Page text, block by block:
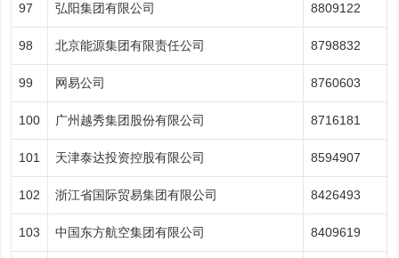
97 弘阳集团有限公司 8809122
98 北京能源集团有限责任公司 8798832
99 网易公司 8760603
100 广州越秀集团股份有限公司 8716181
101 天津泰达投资控股有限公司 8594907
102 浙江省国际贸易集团有限公司 8426493
103 中国东方航空集团有限公司 8409619